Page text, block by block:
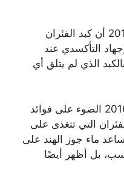
وجدت دراسة أخرى من عام 2014 أن كبد الفئران
التأكسدي عند
الذي لم يتلق أي
وسلطت دراسة ثالثة من عام 2016 الضوء على فوائد
التي تتغذى على
ماء جوز الهند على
بل أظهر أيضًا